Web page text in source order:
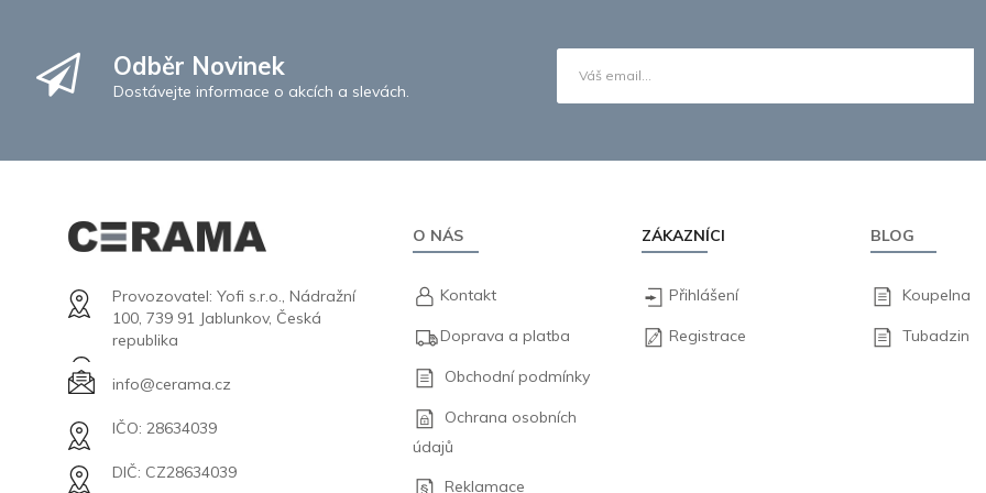
Odběr Novinek
Dostávejte informace o akcích a slevách.
Provozovatel: Yofi s.r.o., Nádražní
100, 739 91 Jablunkov, Česká
republika
info@cerama.cz
IČO: 28634039
DIČ: CZ28634039
O NÁS
Kontakt
Doprava a platba
Obchodní podmínky
Ochrana osobních
údajů
Reklamace
ZÁKAZNÍCI
Přihlášení
Registrace
BLOG
Koupelna
Tubadzin